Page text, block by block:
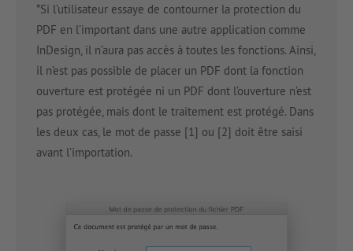
*Si l’utilisateur essaye de contourner la protection du
PDF en l’important dans une autre application comme
InDesign, il n’aura pas accès à toutes les fonctions. Ainsi,
il n’est pas possible de placer un PDF dont la fonction
ouverture est protégée ni un PDF dont l’ouverture n’est
pas protégée, mais dont le traitement est protégé. Dans
les deux cas, le mot de passe [1] ou [2] doit être saisi
avant l’importation.